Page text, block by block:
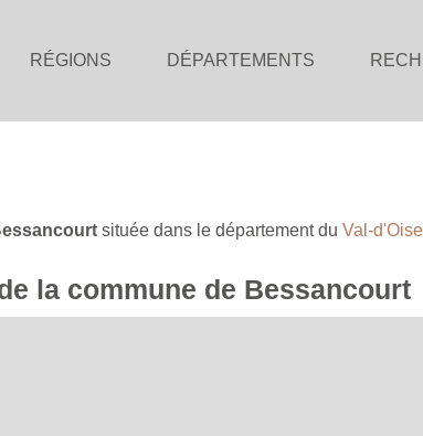
RÉGIONS DÉPARTEMENTS
située dans le département du Val-d'Oise
la commune de Bessancourt